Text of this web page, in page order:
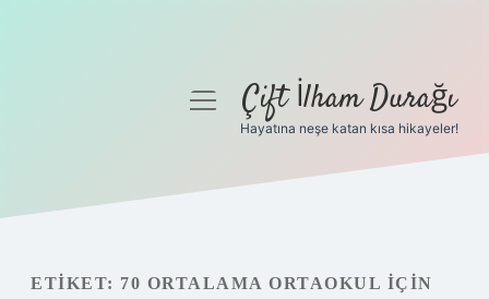
Gizlilik Politikası
menüyüÇift İlham Durağı
Hayatına neşe katan kısa hikayeler!
ETIKET: 70 ORTALAMA ORTAOKUL IÇIN